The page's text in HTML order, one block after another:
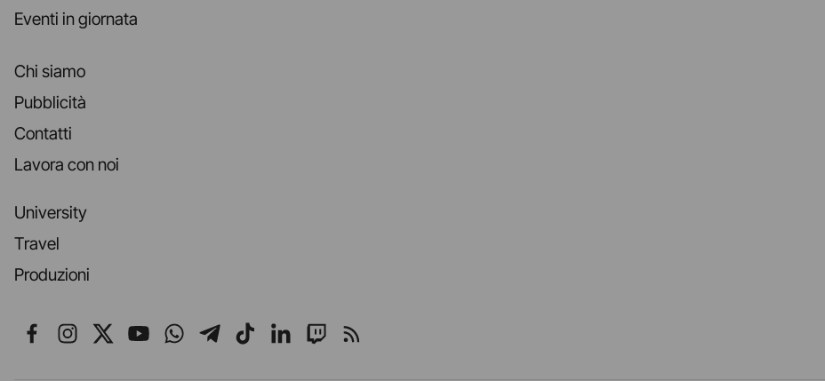
Eventi in giornata
Chi siamo
Pubblicità
Contatti
Lavora con noi
University
Travel
Produzioni
Seguici su Facebook
Seguici su Instagram
Seguici su X
Seguici su YouTube
Seguici su WhatsApp
Seguici su Telegram
Seguici su TikTok
Seguici su LinkedIn
Seguici su Twitch
Seguici su Rss